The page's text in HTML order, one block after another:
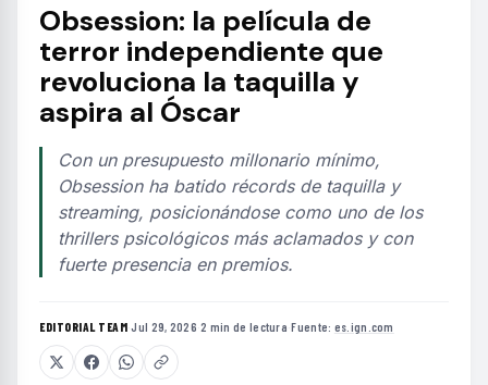
Obsession: la película de
terror independiente que
revoluciona la taquilla y
aspira al Óscar
Con un presupuesto millonario mínimo,
Obsession ha batido récords de taquilla y
streaming, posicionándose como uno de los
thrillers psicológicos más aclamados y con
fuerte presencia en premios.
EDITORIAL TEAM·Jul 29, 2026·2 min de lectura·Fuente: es.ign.com